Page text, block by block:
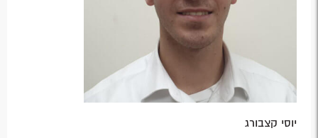
יוסי קצבורג